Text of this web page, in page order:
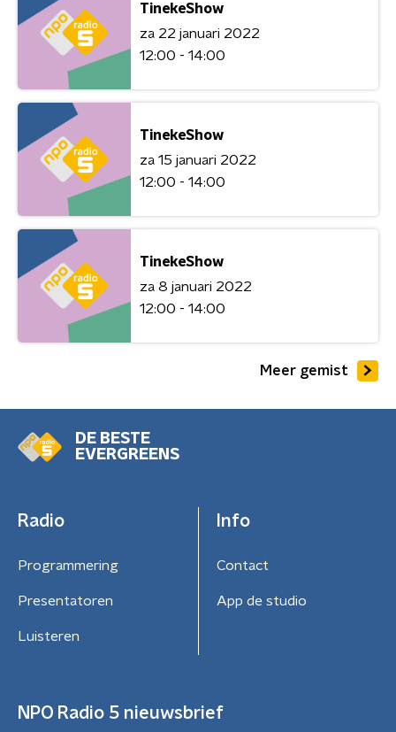
TinekeShow
za 22 januari 2022
12:00 - 14:00
TinekeShow
za 15 januari 2022
12:00 - 14:00
TinekeShow
za 8 januari 2022
12:00 - 14:00
Meer gemist
DE BESTE
EVERGREENS
Radio
Programmering
Presentatoren
Luisteren
Info
Contact
App de studio
NPO Radio 5 nieuwsbrief